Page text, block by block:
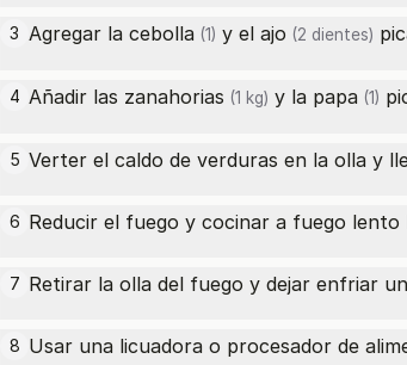
3 Agregar la cebolla (1) y el ajo (2 dientes)
4 Añadir las zanahorias (1 kg) y la papa (1)
5 Verter el caldo de verduras en la olla y
6 Reducir el fuego y cocinar a fuego
7 Retirar la olla del fuego y dejar enfriar
8 Usar una licuadora o procesador de